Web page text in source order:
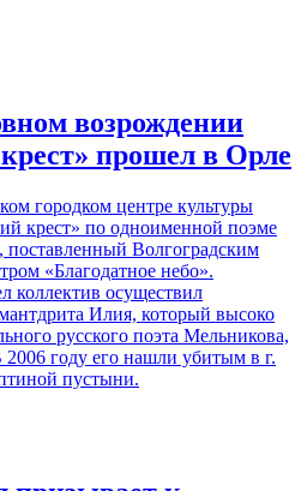
возрождении
прошел в Орле
городком центре культуры
крест» по одноименной поэме
поставленный Волгоградским
«Благодатное небо».
коллектив осуществил
Илия, который высоко
русского поэта Мельникова,
году его нашли убитым в г.
пустыни.